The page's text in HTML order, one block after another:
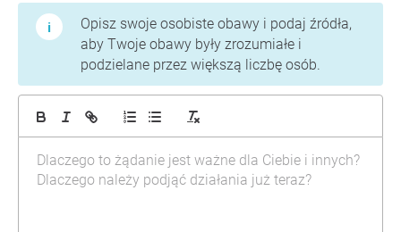
Opisz swoje osobiste obawy i podaj źródła,
aby Twoje obawy były zrozumiałe i
podzielane przez większą liczbę osób.